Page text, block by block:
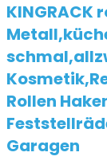
Rollen
Garagen